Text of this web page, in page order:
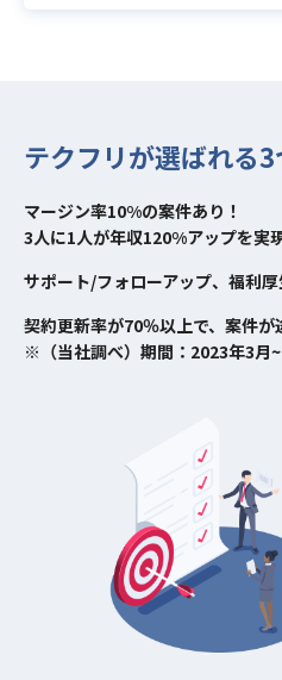
テクフリが選ばれる
マージン率10%の案件あり！
3人に1人が年収120%アップを実
サポート/フォローアップ、福利
契約更新率が70％以上で、案件が
※（当社調べ）期間：2023年3月